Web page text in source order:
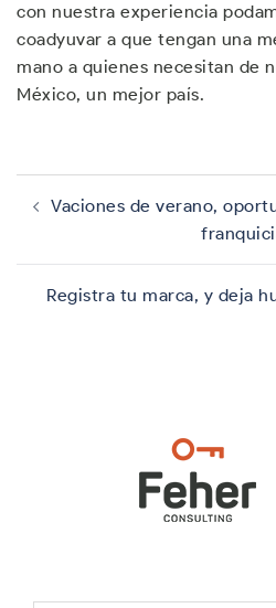
con nuestra experiencia
coadyuvar a que tengan una
mano a quienes necesitan de
México, un mejor país.
Navegación
de Vaciones de verano,
Registra tu marca, y deja